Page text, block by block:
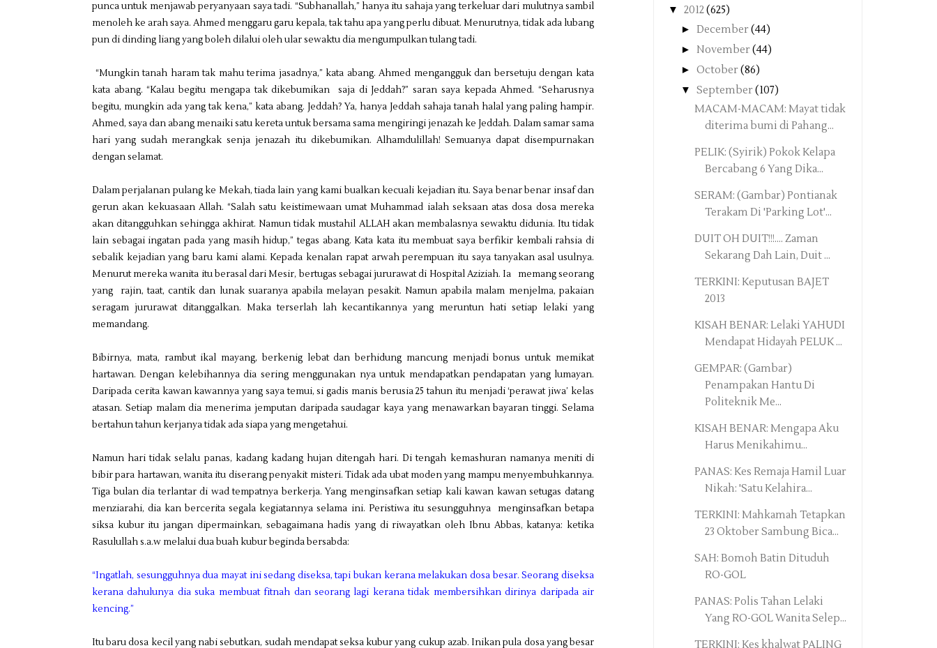
punca untuk menjawab peryanyaan saya tadi. “Subhanallah,” hanya itu sahaja yang terkeluar dari mulutnya sambil
menoleh ke arah saya. Ahmed menggaru garu kepala, tak tahu apa yang perlu dibuat. Menurutnya, tidak ada lubang
pun di dinding liang yang boleh dilalui oleh ular sewaktu dia mengumpulkan tulang tadi.
“Mungkin tanah haram tak mahu terima jasadnya,” kata abang. Ahmed mengangguk dan bersetuju dengan kata
kata abang. “Kalau begitu mengapa tak dikebumikan saja di Jeddah?” saran saya kepada Ahmed. “Seharusnya
begitu, mungkin ada yang tak kena,” kata abang. Jeddah? Ya, hanya Jeddah sahaja tanah halal yang paling hampir.
Ahmed, saya dan abang menaiki satu kereta untuk bersama sama mengiringi jenazah ke Jeddah. Dalam samar sama
hari yang sudah merangkak senja jenazah itu dikebumikan. Alhamdulillah! Semuanya dapat disempurnakan
dengan selamat.
Dalam perjalanan pulang ke Mekah, tiada lain yang kami bualkan kecuali kejadian itu. Saya benar benar insaf dan
gerun akan kekuasaan Allah. “Salah satu keistimewaan umat Muhammad ialah seksaan atas dosa dosa mereka
akan ditangguhkan sehingga akhirat. Namun tidak mustahil ALLAH akan membalasnya sewaktu didunia. Itu tidak
lain sebagai ingatan pada yang masih hidup,” tegas abang. Kata kata itu membuat saya berfikir kembali rahsia di
sebalik kejadian yang baru kami alami. Kepada kenalan rapat arwah perempuan itu saya tanyakan asal usulnya.
Menurut mereka wanita itu berasal dari Mesir, bertugas sebagai jururawat di Hospital Aziziah. Ia memang seorang
yang rajin, taat, cantik dan lunak suaranya apabila melayan pesakit. Namun apabila malam menjelma, pakaian
seragam jururawat ditanggalkan. Maka terserlah lah kecantikannya yang meruntun hati setiap lelaki yang
memandang.
Bibirnya, mata, rambut ikal mayang, berkenig lebat dan berhidung mancung menjadi bonus untuk memikat
hartawan. Dengan kelebihannya dia sering menggunakan nya untuk mendapatkan pendapatan yang lumayan.
Daripada cerita kawan kawannya yang saya temui, si gadis manis berusia 25 tahun itu menjadi ‘perawat jiwa’ kelas
atasan. Setiap malam dia menerima jemputan daripada saudagar kaya yang menawarkan bayaran tinggi. Selama
bertahun tahun kerjanya tidak ada siapa yang mengetahui.
Namun hari tidak selalu panas, kadang kadang hujan ditengah hari. Di tengah kemashuran namanya meniti di
bibir para hartawan, wanita itu diserang penyakit misteri. Tidak ada ubat moden yang mampu menyembuhkannya.
Tiga bulan dia terlantar di wad tempatnya berkerja. Yang menginsafkan setiap kali kawan kawan setugas datang
menziarahi, dia kan bercerita segala kegiatannya selama ini. Peristiwa itu sesungguhnya menginsafkan betapa
siksa kubur itu jangan dipermainkan, sebagaimana hadis yang di riwayatkan oleh Ibnu Abbas, katanya: ketika
Rasulullah s.a.w melalui dua buah kubur beginda bersabda:
“Ingatlah, sesungguhnya dua mayat ini sedang diseksa, tapi bukan kerana melakukan dosa besar. Seorang diseksa
kerana dahulunya dia suka membuat fitnah dan seorang lagi kerana tidak membersihkan dirinya daripada air
kencing.”
Itu baru dosa kecil yang nabi sebutkan, sudah mendapat seksa kubur yang cukup azab. Inikan pula dosa yang besar
▼ 2012(625)
► December(44)
► November(44)
► October(86)
▼ September(107)
MACAM-MACAM: Mayat tidak
diterima bumi di Pahang...
PELIK: (Syirik) Pokok Kelapa
Bercabang 6 Yang Dika...
SERAM: (Gambar) Pontianak
Terakam Di 'Parking Lot'...
DUIT OH DUIT!!!.... Zaman
Sekarang Dah Lain, Duit ...
TERKINI: Keputusan BAJET
2013
KISAH BENAR: Lelaki YAHUDI
Mendapat Hidayah PELUK ...
GEMPAR: (Gambar)
Penampakan Hantu Di
Politeknik Me...
KISAH BENAR: Mengapa Aku
Harus Menikahimu...
PANAS: Kes Remaja Hamil Luar
Nikah: 'Satu Kelahira...
TERKINI: Mahkamah Tetapkan
23 Oktober Sambung Bica...
SAH: Bomoh Batin Dituduh
RO-GOL
PANAS: Polis Tahan Lelaki
Yang RO-GOL Wanita Selep...
TERKINI: Kes khalwat PALING